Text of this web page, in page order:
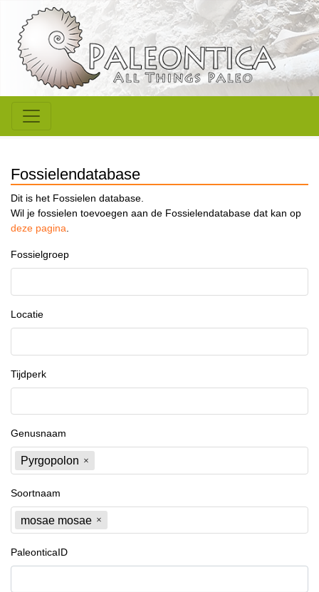
Fossielendatabase
Dit is het Fossielen database.
Wil je fossielen toevoegen aan de Fossielendatabase dat kan op
deze pagina.
Fossielgroep
Locatie
Tijdperk
Genusnaam
Pyrgopolon
Soortnaam
mosae mosae
PaleonticaID